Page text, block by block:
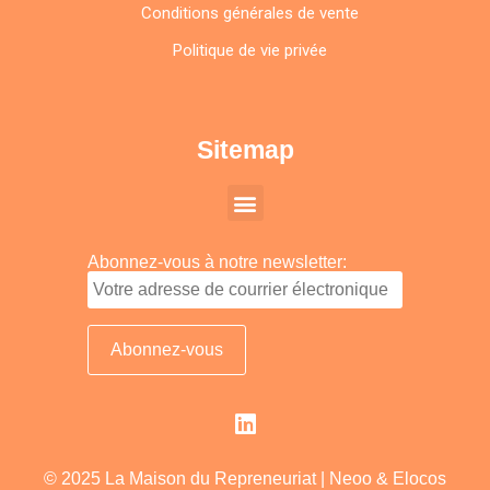
Conditions générales de vente
Politique de vie privée
Sitemap
Abonnez-vous à notre newsletter:
© 2025 La Maison du Repreneuriat | Neoo & Elocos